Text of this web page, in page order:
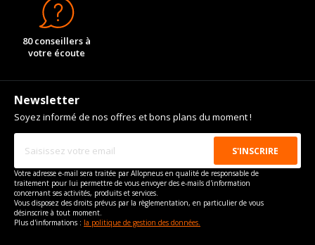
80 conseillers à
votre écoute
Newsletter
Soyez informé de nos offres et bons plans du moment !
Votre adresse e-mail sera traitée par Allopneus en qualité de responsable de
traitement pour lui permettre de vous envoyer des e-mails d'information
concernant ses activités, produits et services.
Vous disposez des droits prévus par la règlementation, en particulier de vous
désinscrire à tout moment.
Plus d'informations : la politique de gestion des données.